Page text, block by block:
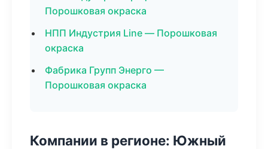
Порошковая окраска
НПП Индустрия Line — Порошковая
окраска
Фабрика Групп Энерго —
Порошковая окраска
Компании в регионе: Южный